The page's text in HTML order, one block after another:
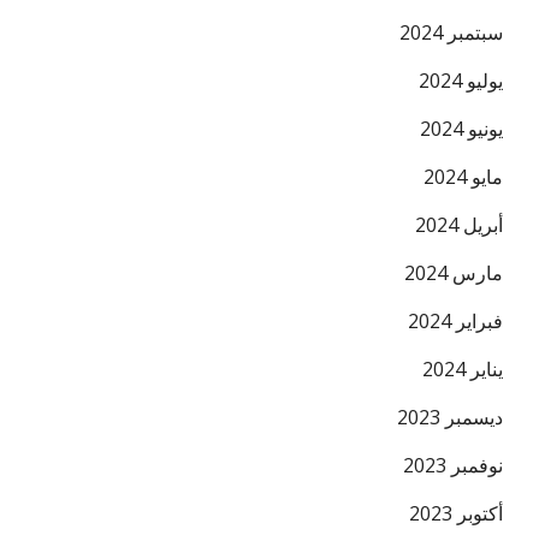
سبتمبر 2024
يوليو 2024
يونيو 2024
مايو 2024
أبريل 2024
مارس 2024
فبراير 2024
يناير 2024
ديسمبر 2023
نوفمبر 2023
أكتوبر 2023